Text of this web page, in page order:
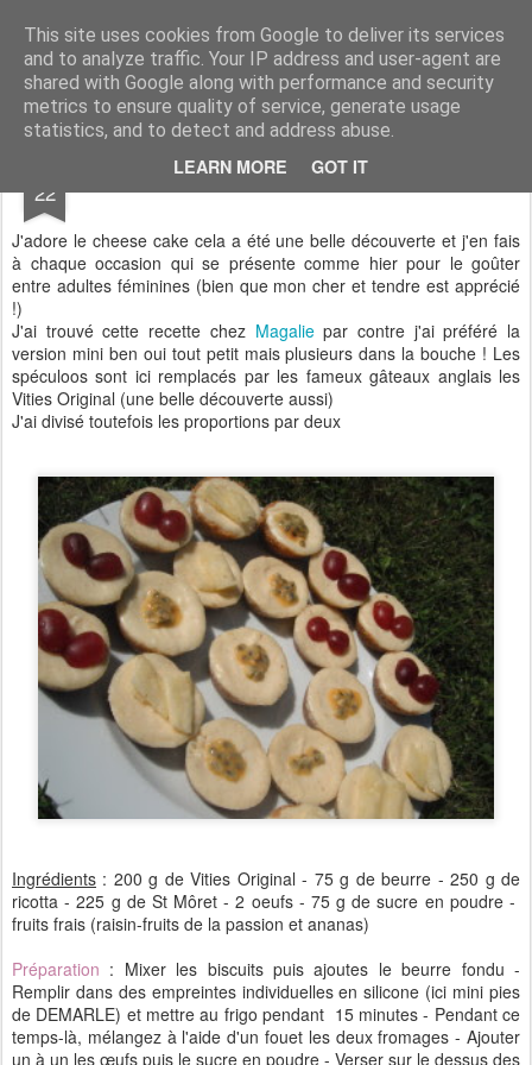
This site uses cookies from Google to deliver its services
and to analyze traffic. Your IP address and user-agent are
shared with Google along with performance and security
metrics to ensure quality of service, generate usage
statistics, and to detect and address abuse.
LEARN MORE GOT IT
Aux papilles by Virginie
22 Mini Cheese Cakes Fruités
J'adore le cheese cake cela a été une belle découverte et j'en fais
à chaque occasion qui se présente comme hier pour le goûter
entre adultes féminines (bien que mon cher et tendre est apprécié
!)
J'ai trouvé cette recette chez Magaliepar contre j'ai préféré la
version mini ben oui tout petit mais plusieurs dans la bouche ! Les
spéculoos sont ici remplacés par les fameux gâteaux anglais les
Vities Original (une belle découverte aussi)
J'ai divisé toutefois les proportions par deux
Ingrédients : 200 g de Vities Original - 75 g de beurre - 250 g de
ricotta - 225 g de St Môret - 2 oeufs - 75 g de sucre en poudre -
fruits frais (raisin-fruits de la passion et ananas)
Préparation : Mixer les biscuits puis ajoutes le beurre fondu -
Remplir dans des empreintes individuelles en silicone (ici mini pies
de DEMARLE) et mettre au frigo pendant 15 minutes - Pendant ce
temps-là, mélangez à l'aide d'un fouet les deux fromages - Ajouter
un à un les œufs puis le sucre en poudre - Verser sur le dessus des